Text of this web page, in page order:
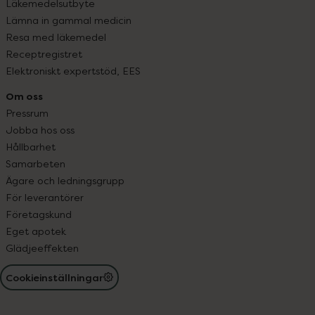
Läkemedelsutbyte
Lämna in gammal medicin
Resa med läkemedel
Receptregistret
Elektroniskt expertstöd, EES
Om oss
Pressrum
Jobba hos oss
Hållbarhet
Samarbeten
Ägare och ledningsgrupp
För leverantörer
Företagskund
Eget apotek
Glädjeeffekten
Cookieinställningar